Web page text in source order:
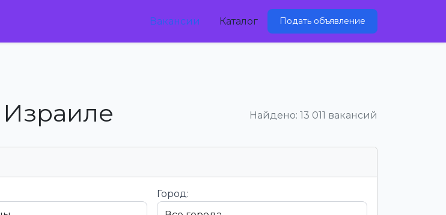
Вакансии Каталог Подать объявление
Израиле Найдено: 13 011 вакансий
Город: